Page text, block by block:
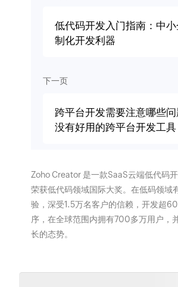
低代码开发入门指南：中小
制化开发利器
下一页
跨平台开发需要注意哪些
没有好用的跨平台开发工具
Zoho Creator 是一款SaaS云端低代码
荣获低代码领域国际大奖。在低码领域
验，深受1.5万名客户的信赖，开发超
序，在全球范围内拥有700多万用户，
长的态势。